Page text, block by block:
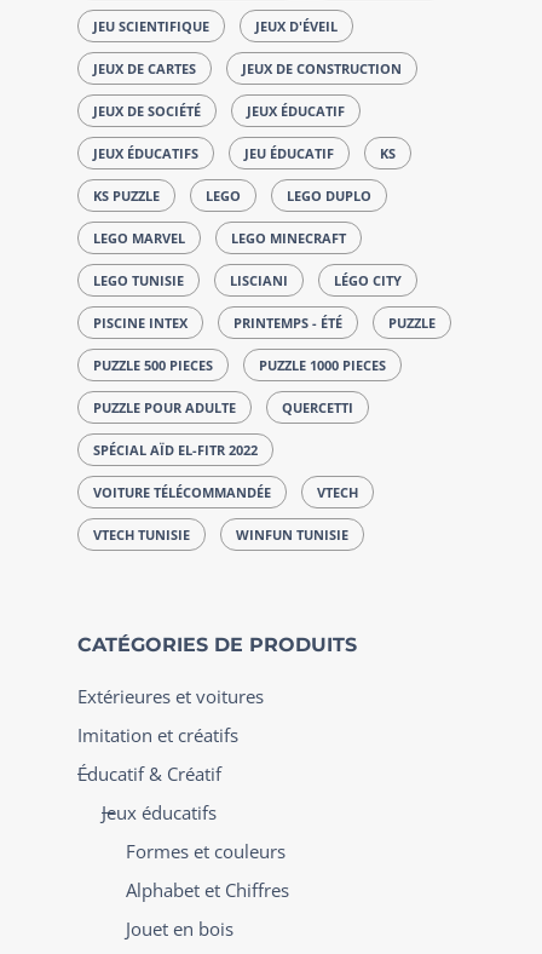
JEU SCIENTIFIQUE JEUX D'ÉVEIL
JEUX DE CARTES JEUX DE CONSTRUCTION
JEUX DE SOCIÉTÉ JEUX ÉDUCATIF
JEUX ÉDUCATIFS JEU ÉDUCATIF KS
KS PUZZLE LEGO LEGO DUPLO
LEGO MARVEL LEGO MINECRAFT
LEGO TUNISIE LISCIANI LÉGO CITY
PISCINE INTEX PRINTEMPS - ÉTÉ PUZZLE
PUZZLE 500 PIECES PUZZLE 1000 PIECES
PUZZLE POUR ADULTE QUERCETTI
SPÉCIAL AÏD EL-FITR 2022
VOITURE TÉLÉCOMMANDÉE VTECH
VTECH TUNISIE WINFUN TUNISIE
CATÉGORIES DE PRODUITS
Extérieures et voitures
Imitation et créatifs
Éducatif & Créatif
Jeux éducatifs
Formes et couleurs
Alphabet et Chiffres
Jouet en bois